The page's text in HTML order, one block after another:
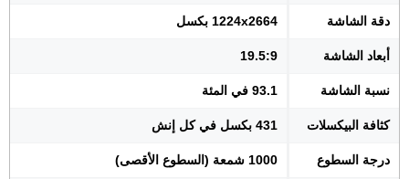
دقة الشاشة 1224x2664 بكسل
أبعاد الشاشة 19.5:9
نسبة الشاشة 93.1 في المئة
كثافة البيكسلات 431 بكسل في كل إنش
درجة السطوع 1000 شمعة (السطوع الأقصى)